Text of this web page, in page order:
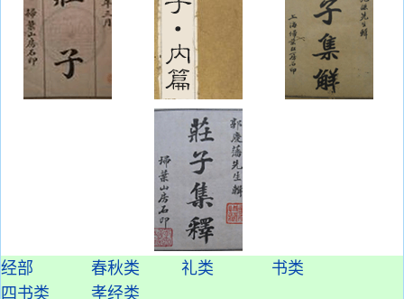
经部 春秋类 礼类
书类
四书类
孝经类